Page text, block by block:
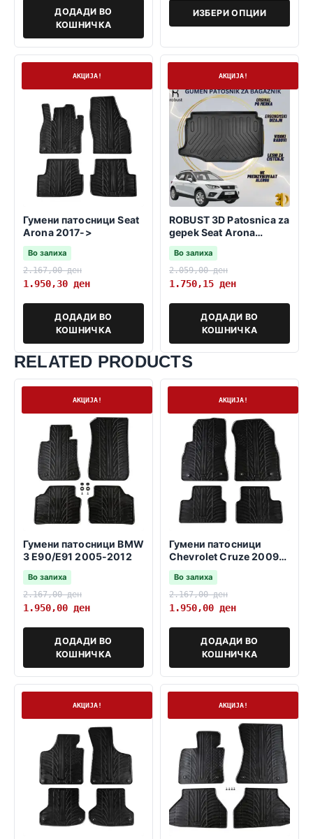
ДОДАДИ ВО
КОШНИЧКА
ИЗБЕРИ ОПЦИИ
АКЦИЈА!
Гумени патосници Seat
Arona 2017->
Во залиха
2.167,00ден
1.950,30 ден
ДОДАДИ ВО
КОШНИЧКА
АКЦИЈА!
ROBUST 3D Patosnica za
gepek Seat Arona
2017>>-dolna polozba
Во залиха
2.059,00ден
1.750,15 ден
ДОДАДИ ВО
КОШНИЧКА
RELATED PRODUCTS
АКЦИЈА!
Гумени патосници BMW
3 E90/E91 2005-2012
Во залиха
2.167,00ден
1.950,00 ден
ДОДАДИ ВО
КОШНИЧКА
АКЦИЈА!
Гумени патосници
Chevrolet Cruze 2009-
2016
Во залиха
2.167,00ден
1.950,00 ден
ДОДАДИ ВО
КОШНИЧКА
АКЦИЈА! АКЦИЈА!